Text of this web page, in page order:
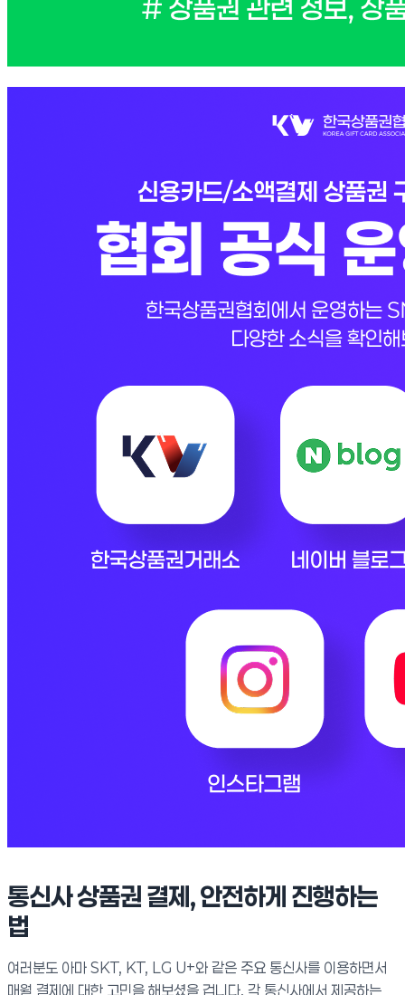
통신사 상품권 결제, 안전하게 진행하는
법
여러분도 아마 SKT, KT, LG U+와 같은 주요 통신사를 이용하면서
매월 결제에 대한 고민을 해보셨을 겁니다. 각 통신사에서 제공하는